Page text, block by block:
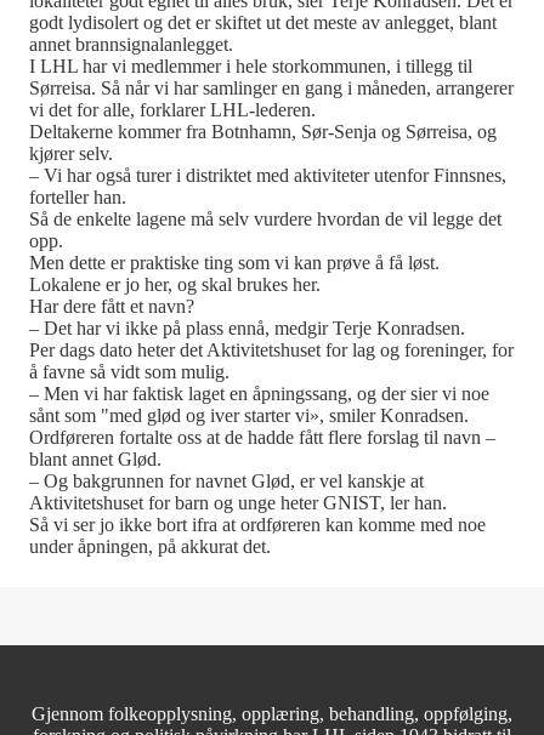
godt lydisolert og det er skiftet ut det meste av anlegget, blant
annet brannsignalanlegget.
I LHL har vi medlemmer i hele storkommunen, i tillegg til
Sørreisa. Så når vi har samlinger en gang i måneden, arrangerer
vi det for alle, forklarer LHL-lederen.
Deltakerne kommer fra Botnhamn, Sør-Senja og Sørreisa, og
kjører selv.
– Vi har også turer i distriktet med aktiviteter utenfor Finnsnes,
forteller han.
Så de enkelte lagene må selv vurdere hvordan de vil legge det
opp.
Men dette er praktiske ting som vi kan prøve å få løst.
Lokalene er jo her, og skal brukes her.
Har dere fått et navn?
– Det har vi ikke på plass ennå, medgir Terje Konradsen.
Per dags dato heter det Aktivitetshuset for lag og foreninger, for
å favne så vidt som mulig.
– Men vi har faktisk laget en åpningssang, og der sier vi noe
sånt som "med glød og iver starter vi», smiler Konradsen.
Ordføreren fortalte oss at de hadde fått flere forslag til navn –
blant annet Glød.
– Og bakgrunnen for navnet Glød, er vel kanskje at
Aktivitetshuset for barn og unge heter GNIST, ler han.
Så vi ser jo ikke bort ifra at ordføreren kan komme med noe
under åpningen, på akkurat det.
Gjennom folkeopplysning, opplæring, behandling, oppfølging,